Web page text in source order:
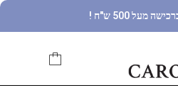
מעל 500 ש"ח !